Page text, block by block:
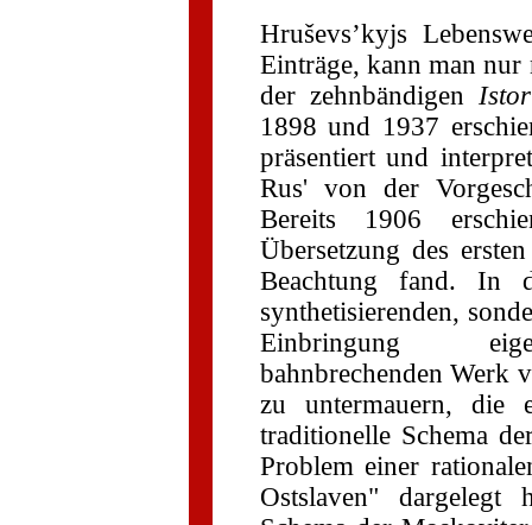
Hruševs’kyjs
Einträge, kann man
der zehnbändigen
1898 und 1937
präsentiert und
Rus' von der
Bereits 1906
Übersetzung des
Beachtung fand. In
synthetisierenden,
Einbringung
bahnbrechenden Werk
zu untermauern,
traditionelle Schema
Problem einer
Ostslaven" dargelegt